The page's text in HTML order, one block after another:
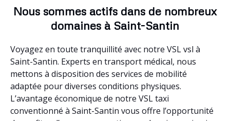
Nous sommes actifs dans de nombreux
domaines à Saint-Santin
Voyagez en toute tranquillité avec notre VSL vsl à
Saint-Santin. Experts en transport médical, nous
mettons à disposition des services de mobilité
adaptée pour diverses conditions physiques.
L’avantage économique de notre VSL taxi
conventionné à Saint-Santin vous offre l’opportunité